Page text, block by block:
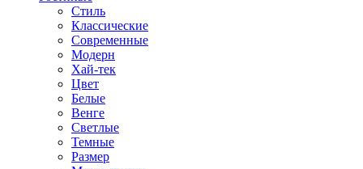
Стиль
Классические
Современные
Модерн
Хай-тек
Цвет
Белые
Венге
Светлые
Темные
Размер